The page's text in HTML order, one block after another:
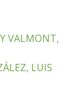
VALMONT,
LUIS